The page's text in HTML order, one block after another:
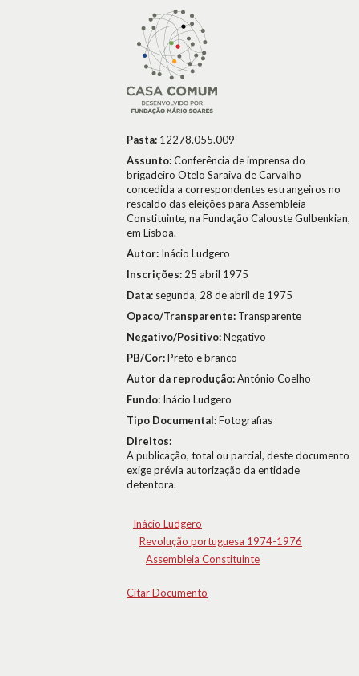
Pasta: 12278.055.009
Assunto:Conferência de imprensa do
brigadeiro Otelo Saraiva de Carvalho
concedida a correspondentes estrangeiros no
rescaldo das eleições para Assembleia
Constituinte, na Fundação Calouste Gulbenkian,
em Lisboa.
Autor: Inácio Ludgero
Inscrições: 25 abril 1975
Data: segunda, 28 de abril de 1975
Opaco/Transparente: Transparente
Negativo/Positivo:Negativo
PB/Cor:Preto e branco
Autor da reprodução:António Coelho
Fundo: Inácio Ludgero
Tipo Documental:Fotografias
Direitos:
A publicação, total ou parcial, deste documento
exige prévia autorização da entidade
detentora.
Inácio Ludgero
Revolução portuguesa 1974-1976
Assembleia Constituinte
Citar Documento